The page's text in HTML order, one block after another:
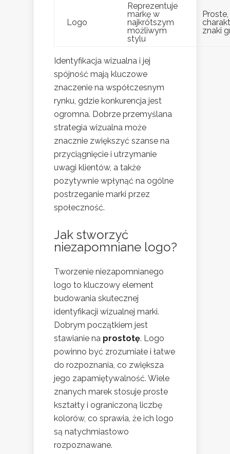
Logo
Reprezentuje
markę w
najkrótszym
możliwym
stylu
Proste,
znaki
Identyfikacja wizualna i jej
spójność mają kluczowe
znaczenie na współczesnym
rynku, gdzie konkurencja jest
ogromna. Dobrze przemyślana
strategia wizualna może
znacznie zwiększyć szanse na
przyciągnięcie i utrzymanie
uwagi klientów, a także
pozytywnie wpłynąć na ogólne
postrzeganie marki przez
społeczność.
Jak stworzyć
niezapomniane logo?
Tworzenie niezapomnianego
logo to kluczowy element
budowania skutecznej
identyfikacji wizualnej marki.
Dobrym początkiem jest
stawianie na prostotę. Logo
powinno być zrozumiałe i łatwe
do rozpoznania, co zwiększa
jego zapamiętywalność. Wiele
znanych marek stosuje proste
kształty i ograniczoną liczbę
kolorów, co sprawia, że ich logo
są natychmiastowo
rozpoznawane.